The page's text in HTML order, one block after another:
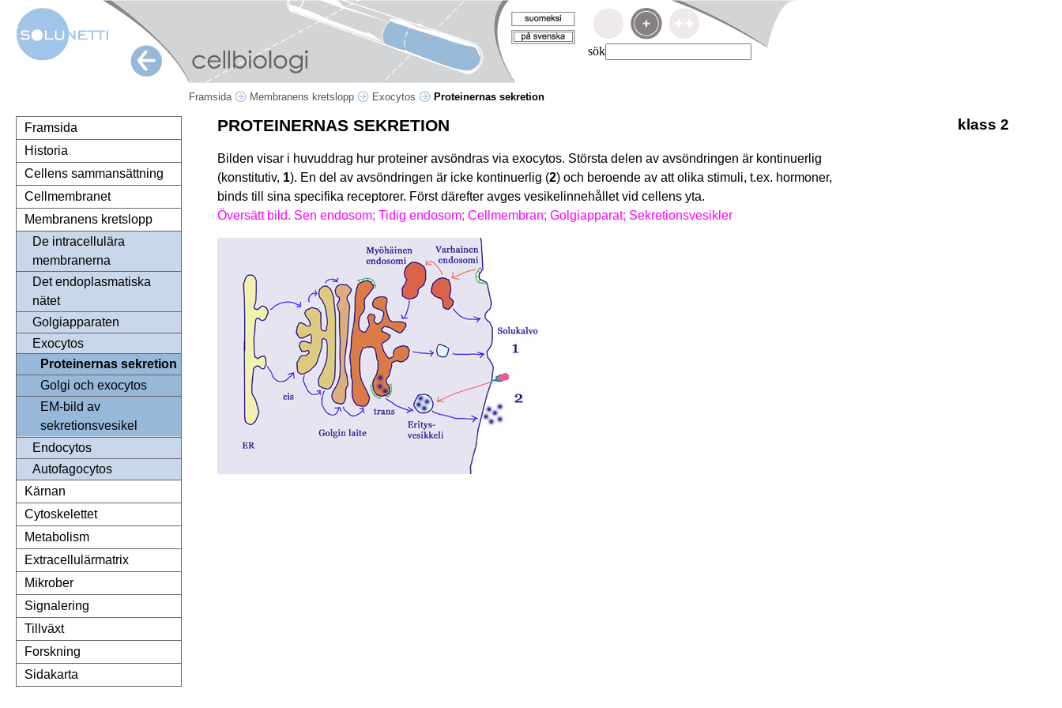
sök
Framsida Membranens kretslopp Exocytos Proteinernas sekretion
Framsida
Historia
Cellens sammansättning
Cellmembranet
Membranens kretslopp
De intracellulära
membranerna
Det endoplasmatiska
nätet
Golgiapparaten
Exocytos
Proteinernas sekretion
Golgi och exocytos
EM-bild av
sekretionsvesikel
Endocytos
Autofagocytos
Kärnan
Cytoskelettet
Metabolism
Extracellulärmatrix
Mikrober
Signalering
Tillväxt
Forskning
Sidakarta
klass 2
PROTEINERNAS SEKRETION
Bilden visar i huvuddrag hur proteiner avsöndras via exocytos. Största delen av avsöndringen är kontinuerlig
(konstitutiv, 1). En del av avsöndringen är icke kontinuerlig (2) och beroende av att olika stimuli, t.ex. hormoner,
binds till sina specifika receptorer. Först därefter avges vesikelinnehållet vid cellens yta.
Översätt bild. Sen endosom; Tidig endosom; Cellmembran; Golgiapparat; Sekretionsvesikler